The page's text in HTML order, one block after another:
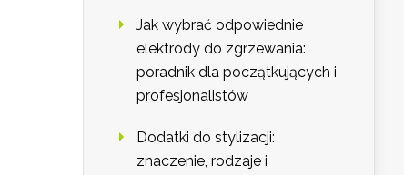
Jak wybrać odpowiednie
elektrody do zgrzewania:
poradnik dla początkujących i
profesjonalistów
Dodatki do stylizacji:
znaczenie, rodzaje i